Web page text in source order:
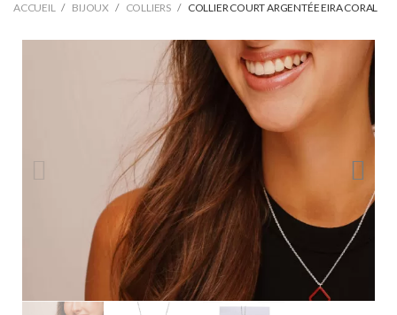
ACCUEIL BIJOUX COLLIERS COLLIER COURT ARGENTÉE EIRA CORAL